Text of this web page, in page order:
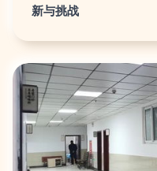
新与挑战